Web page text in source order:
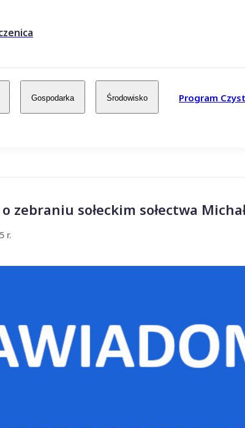
Gospodarka Środowisko Program
zebraniu sołeckim sołectwa
r.